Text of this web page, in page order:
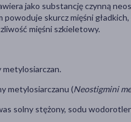
jako substancję czynną
skurcz mięśni
mięśni szkieletowy.
metylosiarczanu (Neostigmini
solny stężony, sodu